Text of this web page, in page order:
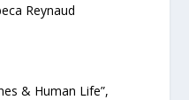
Reynaud
& Human Life”,